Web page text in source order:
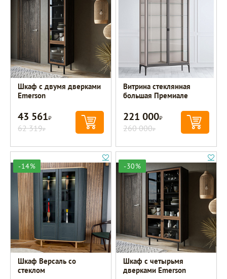
Шкаф c двумя дверками
Emerson
43 561Р
62 319Р
Витрина стеклянная
большая Премиале
221 000Р
260 000Р
-14%
Шкаф Версаль со
стеклом
-30%
Шкаф с четырьмя
дверками Emerson